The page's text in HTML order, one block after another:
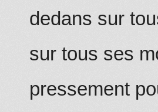
dedans sur
sur tous ses
pressement